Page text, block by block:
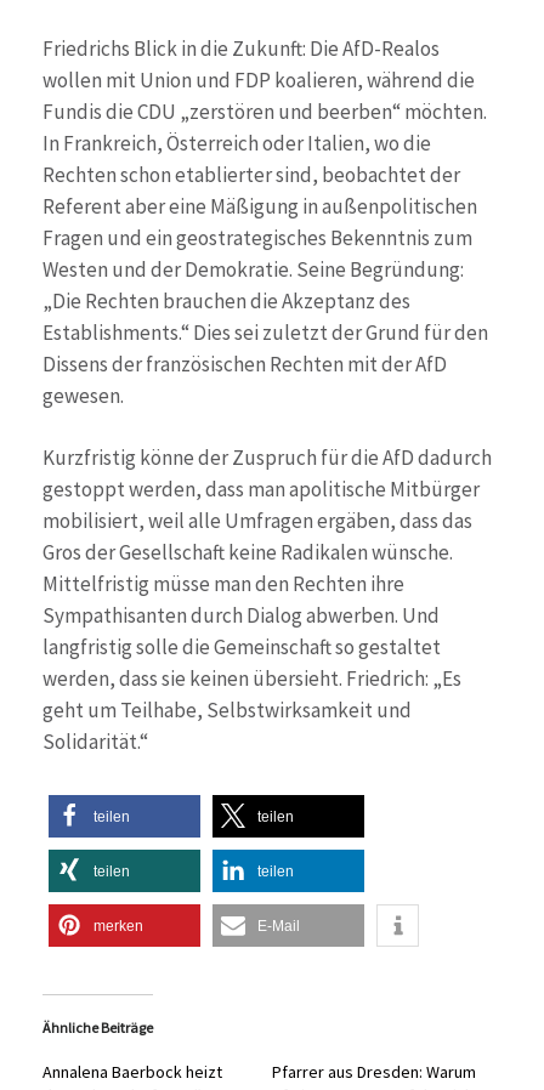
Friedrichs Blick in die Zukunft: Die AfD-Realos
wollen mit Union und FDP koalieren, während die
Fundis die CDU „zerstören und beerben“ möchten.
In Frankreich, Österreich oder Italien, wo die
Rechten schon etablierter sind, beobachtet der
Referent aber eine Mäßigung in außenpolitischen
Fragen und ein geostrategisches Bekenntnis zum
Westen und der Demokratie. Seine Begründung:
„Die Rechten brauchen die Akzeptanz des
Establishments.“ Dies sei zuletzt der Grund für den
Dissens der französischen Rechten mit der AfD
gewesen.
Kurzfristig könne der Zuspruch für die AfD dadurch
gestoppt werden, dass man apolitische Mitbürger
mobilisiert, weil alle Umfragen ergäben, dass das
Gros der Gesellschaft keine Radikalen wünsche.
Mittelfristig müsse man den Rechten ihre
Sympathisanten durch Dialog abwerben. Und
langfristig solle die Gemeinschaft so gestaltet
werden, dass sie keinen übersieht. Friedrich: „Es
geht um Teilhabe, Selbstwirksamkeit und
Solidarität.“
teilen teilen
teilen teilen
merken E-Mail
Ähnliche Beiträge
Annalena Baerbock heizt
Pfarrer aus Dresden: Warum